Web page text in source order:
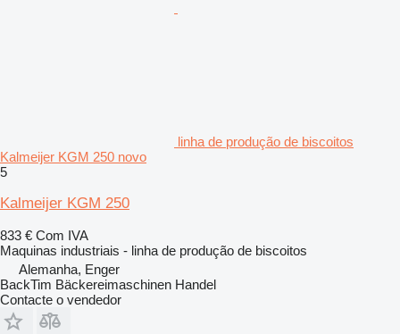
linha de produção de biscoitos
Kalmeijer KGM 250 novo
5
Kalmeijer KGM 250
833 € Com IVA
Maquinas industriais - linha de produção de biscoitos
Alemanha, Enger
BackTim Bäckereimaschinen Handel
Contacte o vendedor